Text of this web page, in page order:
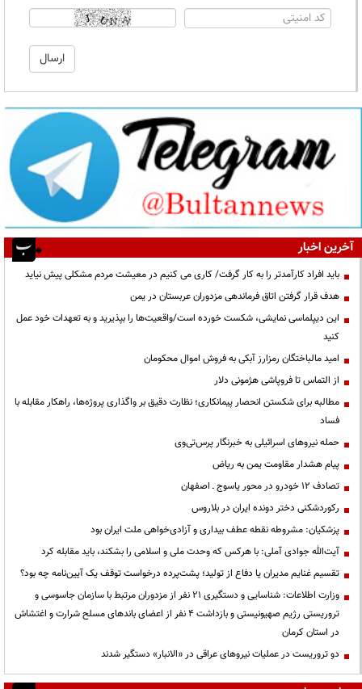
آخرین اخبار
باید افراد کارآمدتر را به کار گرفت/ کاری می کنیم در معیشت مردم مشکلی پیش نیاید
هدف قرار گرفتن اتاق‌ فرماندهی مزدوران عربستان در یمن
این دیپلماسی نمایشی، شکست خورده است/واقعیت‌ها را بپذیرید و به تعهدات خود عمل
کنید
امید مالباختگان رمزارز آبکی به فروش اموال محکومان
از التماس تا فروپاشی هژمونی دلار
مطالبه برای شکستن انحصار پیمانکاری؛ نظارت دقیق بر واگذاری پروژه‌ها، راهکار مقابله با
فساد
حمله نیروهای اسرائیلی به خبرنگار پرس‌تی‌وی
پیام هشدار مقاومت یمن به ریاض
تصادف ۱۲ خودرو در محور یاسوج ـ اصفهان
رکوردشکنی دختر دونده ایران در بلاروس
پزشکیان: مشروطه نقطه عطف بیداری و آزادی‌خواهی ملت ایران بود
آیت‌الله جوادی آملی: با هرکس که وحدت ملی و اسلامی را بشکند، باید مقابله کرد
تقسیم غنایم مدیران یا دفاع از تولید؛ پشت‌پرده درخواست توقف یک آیین‌نامه چه بود؟
وزارت اطلاعات: شناسایی و دستگیری ۲۱ نفر از مزدوران مرتبط با سازمان جاسوسی و
تروریستی رژیم صهیونیستی و بازداشت ۴ نفر از اعضای باندهای مسلح شرارت و اغتشاش
در استان کرمان
دو تروریست در عملیات نیروهای عراقی در «الانبار» دستگیر شدند